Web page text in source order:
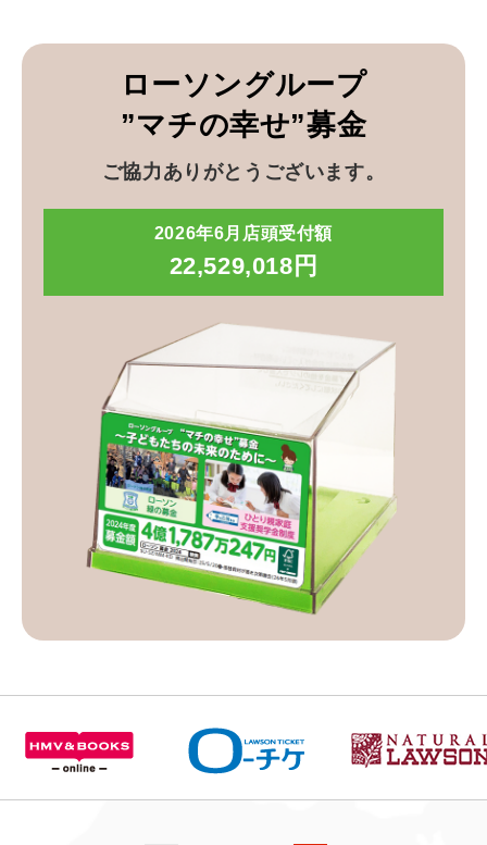
ローソングループ
”マチの幸せ”募金
ご協力ありがとうございます。
2026年6月店頭受付額
22,529,018円